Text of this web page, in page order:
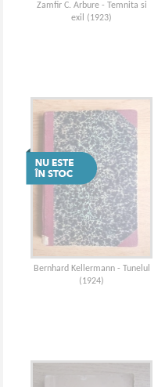
Zamfir C. Arbure - Temnita si
exil (1923)
Bernhard Kellermann - Tunelul
(1924)